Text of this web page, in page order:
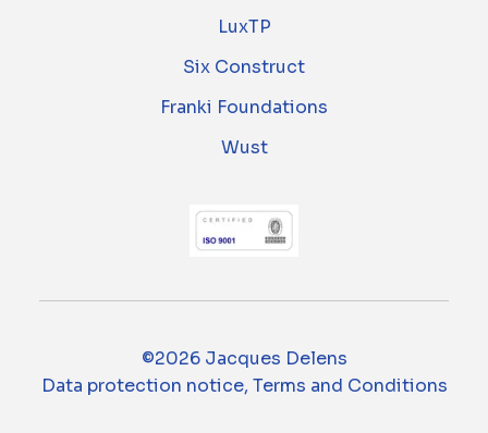
LuxTP
Six Construct
Franki Foundations
Wust
©2026 Jacques Delens
Data protection notice, Terms and Conditions